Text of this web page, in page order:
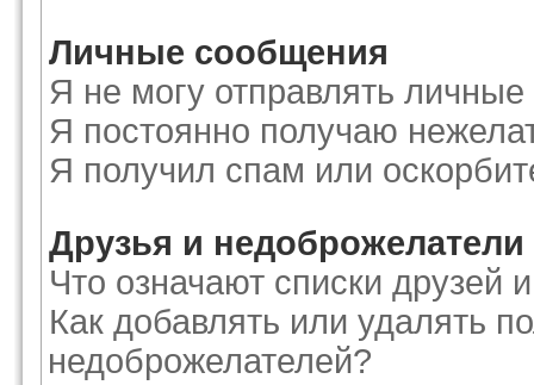
Личные сообщения
Я не могу отправлять
Я постоянно получаю
Я получил спам или
Друзья и недоброжелатели
Что означают списки друзей
Как добавлять или удалять
недоброжелателей?